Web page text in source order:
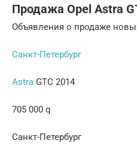
Продажа Opel Astra
Объявления о продаже
Санкт-Петербург
Astra GTC 2014
705 000 q
Санкт-Петербург